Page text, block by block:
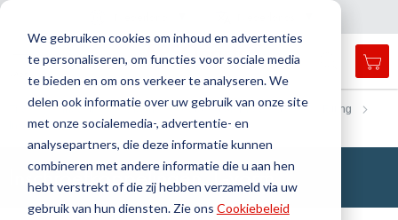
We gebruiken cookies om inhoud en advertenties
te personaliseren, om functies voor sociale media
te bieden en om ons verkeer te analyseren. We
delen ook informatie over uw gebruik van onze site
met onze socialemedia-, advertentie- en
analysepartners, die deze informatie kunnen
combineren met andere informatie die u aan hen
hebt verstrekt of die zij hebben verzameld via uw
gebruik van hun diensten. Zie ons Cookiebeleid
search
Zoek
Thuis Industriële slangen Automation/Pneumatics
Fitting
Inschroefkoppelingen
L-vorm
Inschroefkoppelingen, L-vorm